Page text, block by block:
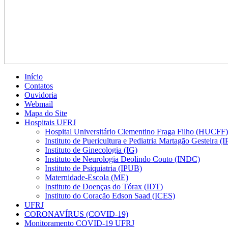
Início
Contatos
Ouvidoria
Webmail
Mapa do Site
Hospitais UFRJ
Hospital Universitário Clementino Fraga Filho (HUCFF)
Instituto de Puericultura e Pediatria Martagão Gesteira
Instituto de Ginecologia (IG)
Instituto de Neurologia Deolindo Couto (INDC)
Instituto de Psiquiatria (IPUB)
Maternidade-Escola (ME)
Instituto de Doenças do Tórax (IDT)
Instituto do Coração Edson Saad (ICES)
UFRJ
CORONAVÍRUS (COVID-19)
Monitoramento COVID-19 UFRJ